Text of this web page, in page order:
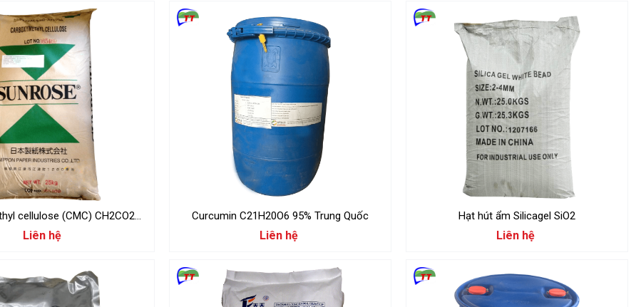
cellulose (CMC) CH2CO2H
ngọt
Liên hệ
Curcumin C21H20O6 95% Trung Quốc
Liên hệ
Hạt hút ẩm Silicagel SiO2
Liên hệ